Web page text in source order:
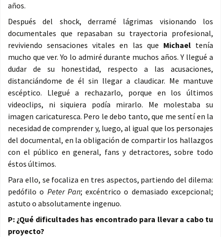
años.
Después del shock, derramé lágrimas visionando los
documentales que repasaban su trayectoria profesional,
reviviendo sensaciones vitales en las que Michaeltenía
mucho que ver. Yo lo admiré durante muchos años. Y llegué a
dudar de su honestidad, respecto a las acusaciones,
distanciándome de él sin llegar a claudicar. Me mantuve
escéptico. Llegué a rechazarlo, porque en los últimos
videoclips, ni siquiera podía mirarlo. Me molestaba su
imagen caricaturesca. Pero le debo tanto, que me sentí en la
necesidad de comprender y, luego, al igual que los personajes
del documental, en la obligación de compartir los hallazgos
con el público en general, fans y detractores, sobre todo
éstos últimos.
Para ello, se focaliza en tres aspectos, partiendo del dilema:
pedófilo o Peter Pan; excéntrico o demasiado excepcional;
astuto o absolutamente ingenuo.
P: ¿Qué dificultades has encontrado para llevar a cabo tu
proyecto?